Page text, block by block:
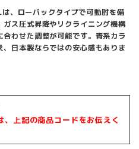
、ローバックタイプで可動肘を備
ス圧式昇降やリクライニング機構
わせた調整が可能です。青系カラ
日本製ならではの安心感もありま
上記の商品コードをお伝えく